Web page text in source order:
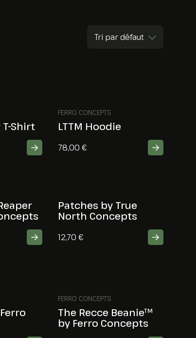
Tri par défaut
T-Shirt
FERRO CONCEPTS
LTTM Hoodie
78,00€
Patches by True
North Concepts
12,70€
FERRO CONCEPTS
The Recce Beanie™
by Ferro Concepts